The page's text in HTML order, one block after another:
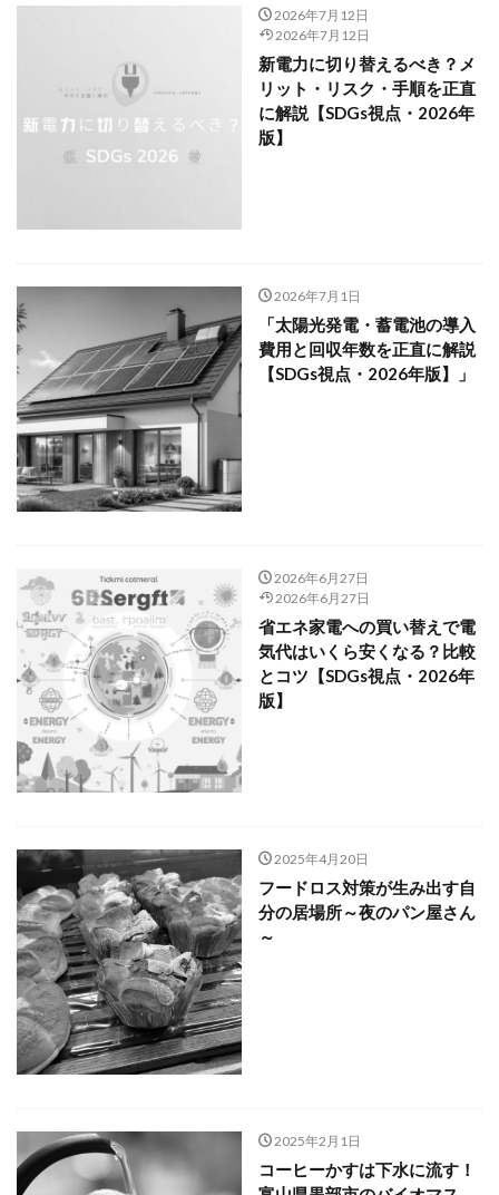
2026年7月12日
2026年7月12日
新電力に切り替えるべき？メ
リット・リスク・手順を正直
に解説【SDGs視点・2026年
版】
2026年7月1日
「太陽光発電・蓄電池の導入
費用と回収年数を正直に解説
【SDGs視点・2026年版】」
2026年6月27日
2026年6月27日
省エネ家電への買い替えで電
気代はいくら安くなる？比較
とコツ【SDGs視点・2026年
版】
2025年4月20日
フードロス対策が生み出す自
分の居場所～夜のパン屋さん
～
2025年2月1日
コーヒーかすは下水に流す！